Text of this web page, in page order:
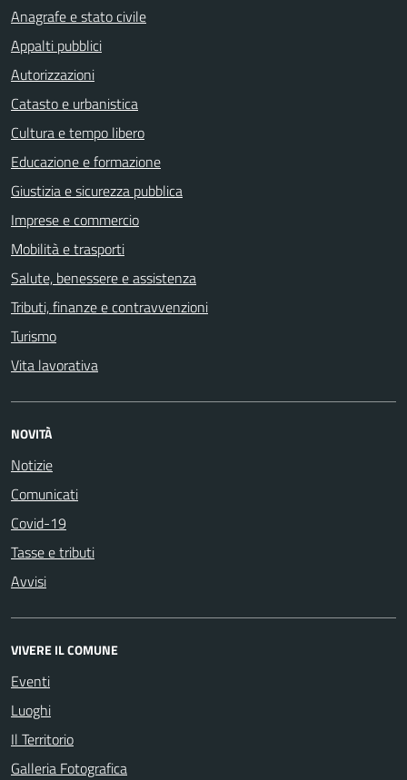
Anagrafe e stato civile
Appalti pubblici
Autorizzazioni
Catasto e urbanistica
Cultura e tempo libero
Educazione e formazione
Giustizia e sicurezza pubblica
Imprese e commercio
Mobilità e trasporti
Salute, benessere e assistenza
Tributi, finanze e contravvenzioni
Turismo
Vita lavorativa
NOVITÀ
Notizie
Comunicati
Covid-19
Tasse e tributi
Avvisi
VIVERE IL COMUNE
Eventi
Luoghi
Il Territorio
Galleria Fotografica